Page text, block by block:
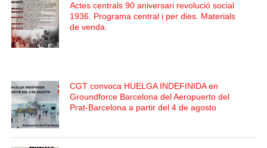
Actes centrals 90 aniversari revolució social
1936. Programa central i per dies. Materials
de venda.
CGT convoca HUELGA INDEFINIDA en
Groundforce Barcelona del Aeropuerto del
Prat-Barcelona a partir del 4 de agosto